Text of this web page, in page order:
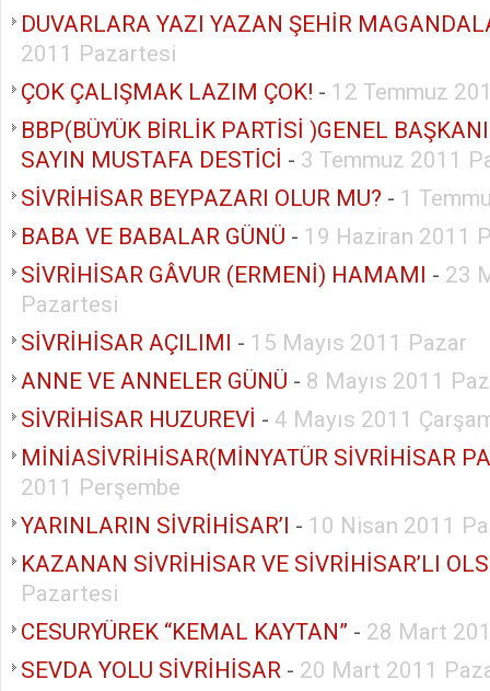
DUVARLARA YAZI YAZAN ŞEHİR
2011 Pazartesi
ÇOK ÇALIŞMAK LAZIM ÇOK! - 12 Temmuz
BBP(BÜYÜK BİRLİK PARTİSİ )GENEL
SAYIN MUSTAFA DESTİCİ - 3 Temmuz 2011
SİVRİHİSAR BEYPAZARI OLUR MU? - 1
BABA VE BABALAR GÜNÜ - 19 Haziran 2011
SİVRİHİSAR GÂVUR (ERMENİ) HAMAMI - 23
Pazartesi
SİVRİHİSAR AÇILIMI - 15 Mayıs 2011 Pazar
ANNE VE ANNELER GÜNÜ - 8 Mayıs 2011
SİVRİHİSAR HUZUREVİ - 4 Mayıs 2011
MİNİASİVRİHİSAR(MİNYATÜR SİVRİHİSAR
2011 Perşembe
YARINLARIN SİVRİHİSAR’I - 10 Nisan 2011
KAZANAN SİVRİHİSAR VE SİVRİHİSAR’LI
Pazartesi
CESURYÜREK “KEMAL KAYTAN” - 28 Mart
SEVDA YOLU SİVRİHİSAR - 20 Mart 2011